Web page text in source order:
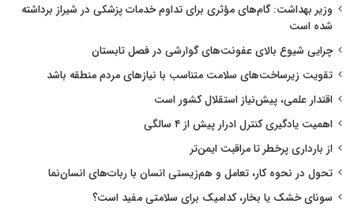
وزیر بهداشت: گام‌های مؤثری برای تداوم خدمات پزشکی در شیراز برداشته
شده است
چرایی شیوع بالای عفونت‌های گوارشی در فصل تابستان
تقویت زیرساخت‌های سلامت متناسب با نیازهای مردم منطقه باشد
اقتدار علمی، پیش‌نیاز استقلال کشور است
اهمیت یادگیری کنترل ادرار پیش از ۴ سالگی
از بارداری پرخطر تا مراقبت ایمن‌تر
تحول در نحوه کار، تعامل و هم‌زیستی انسان با ربات‌های انسان‌نما
سونای خشک یا بخار، کدامیک برای سلامتی مفید است؟